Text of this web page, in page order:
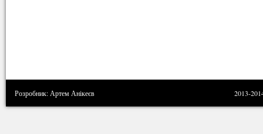
Розробник: Артем Анікеєв 2013-